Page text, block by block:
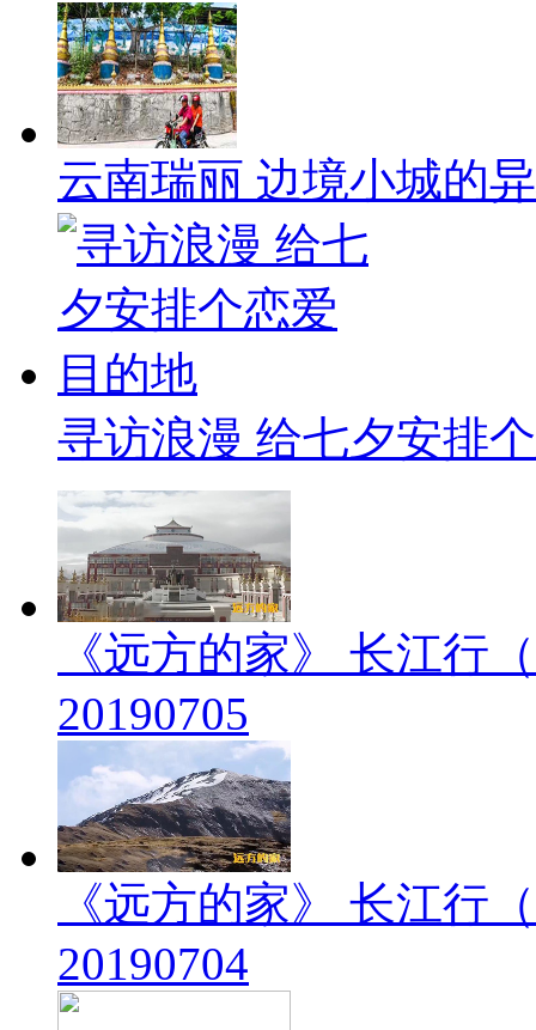
云南瑞丽 边境小城的
寻访浪漫 给七夕安排
《远方的家》 长江行
20190705
《远方的家》 长江行
20190704